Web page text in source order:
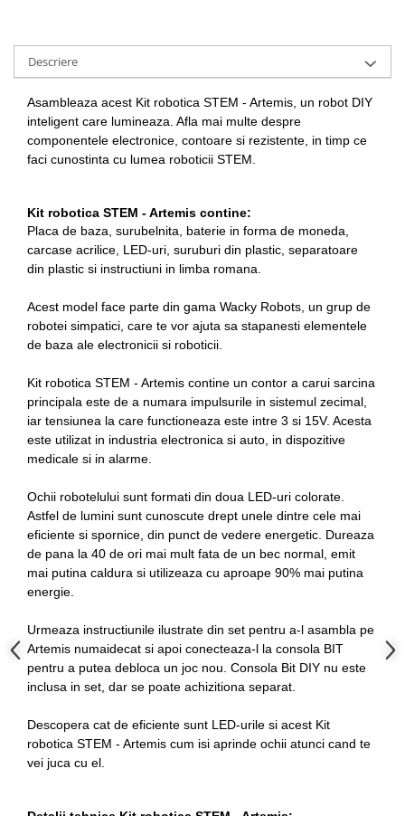
Descriere
Asambleaza acest Kit robotica STEM - Artemis, un robot DIY
inteligent care lumineaza. Afla mai multe despre
componentele electronice, contoare si rezistente, in timp ce
faci cunostinta cu lumea roboticii STEM.
Kit robotica STEM - Artemis contine:
Placa de baza, surubelnita, baterie in forma de moneda,
carcase acrilice, LED-uri, suruburi din plastic, separatoare
din plastic si instructiuni in limba romana.
Acest model face parte din gama Wacky Robots, un grup de
robotei simpatici, care te vor ajuta sa stapanesti elementele
de baza ale electronicii si roboticii.
Kit robotica STEM - Artemis contine un contor a carui sarcina
principala este de a numara impulsurile in sistemul zecimal,
iar tensiunea la care functioneaza este intre 3 si 15V. Acesta
este utilizat in industria electronica si auto, in dispozitive
medicale si in alarme.
Ochii robotelului sunt formati din doua LED-uri colorate.
Astfel de lumini sunt cunoscute drept unele dintre cele mai
eficiente si spornice, din punct de vedere energetic. Dureaza
de pana la 40 de ori mai mult fata de un bec normal, emit
mai putina caldura si utilizeaza cu aproape 90% mai putina
energie.
Urmeaza instructiunile ilustrate din set pentru a-l asambla pe
Artemis numaidecat si apoi conecteaza-l la consola BIT
pentru a putea debloca un joc nou. Consola Bit DIY nu este
inclusa in set, dar se poate achizitiona separat.
Descopera cat de eficiente sunt LED-urile si acest Kit
robotica STEM - Artemis cum isi aprinde ochii atunci cand te
vei juca cu el.